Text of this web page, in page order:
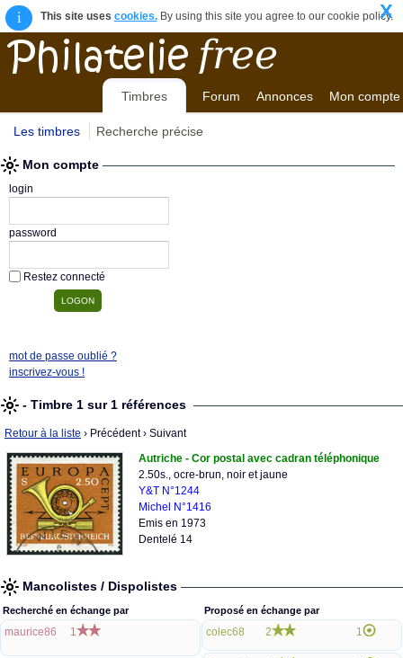
i This site uses cookies.By using this site you agree to our cookie policy.
X
Timbres Forum Annonces Mon compte
Les timbres Recherche précise
Mon compte
login
password
Restez connecté
mot de passe oublié ?
inscrivez-vous !
- Timbre 1 sur 1 références
Retour à la liste › Précédent› Suivant
Autriche - Cor postal avec cadran téléphonique
2.50s., ocre-brun, noir et jaune
Y&T N°1244
Michel N°1416
Emis en 1973
Dentelé 14
Mancolistes / Dispolistes
Recherché en échange par
maurice86 1
Proposé en échange par
colec68 2 1